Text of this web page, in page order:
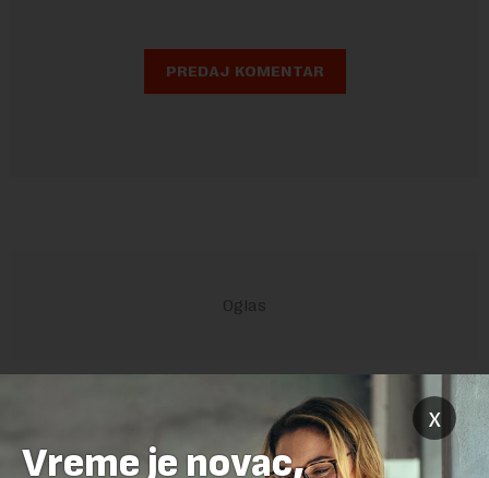
x
Vreme je novac,